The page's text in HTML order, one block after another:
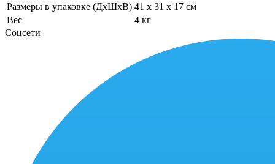
Размеры в упаковке (ДхШхВ) 41 x 31 x 17 см
Вес
4 кг
Соцсети